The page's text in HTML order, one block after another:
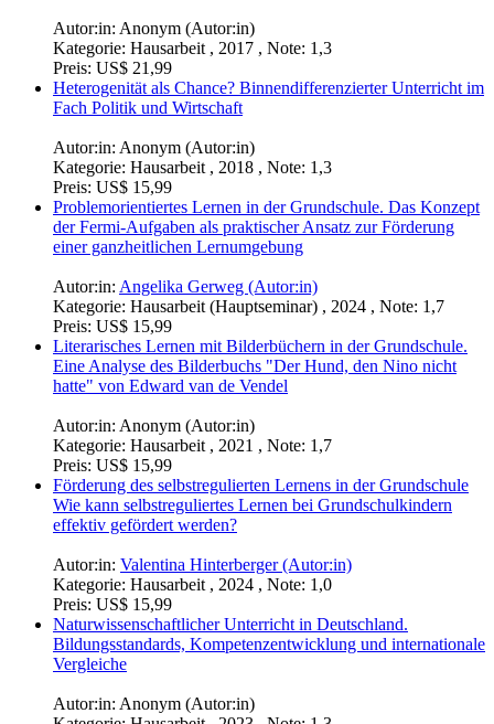
Autor:in: Anonym (Autor:in)
Kategorie: Hausarbeit , 2017 , Note: 1,3
Preis: US$ 21,99
Heterogenität als Chance? Binnendifferenzierter Unterricht im
Fach Politik und Wirtschaft
Autor:in: Anonym (Autor:in)
Kategorie: Hausarbeit , 2018 , Note: 1,3
Preis: US$ 15,99
Problemorientiertes Lernen in der Grundschule. Das Konzept
der Fermi-Aufgaben als praktischer Ansatz zur Förderung
einer ganzheitlichen Lernumgebung
Autor:in: Angelika Gerweg (Autor:in)
Kategorie: Hausarbeit (Hauptseminar) , 2024 , Note: 1,7
Preis: US$ 15,99
Literarisches Lernen mit Bilderbüchern in der Grundschule.
Eine Analyse des Bilderbuchs "Der Hund, den Nino nicht
hatte" von Edward van de Vendel
Autor:in: Anonym (Autor:in)
Kategorie: Hausarbeit , 2021 , Note: 1,7
Preis: US$ 15,99
Förderung des selbstregulierten Lernens in der Grundschule
Wie kann selbstreguliertes Lernen bei Grundschulkindern
effektiv gefördert werden?
Autor:in: Valentina Hinterberger (Autor:in)
Kategorie: Hausarbeit , 2024 , Note: 1,0
Preis: US$ 15,99
Naturwissenschaftlicher Unterricht in Deutschland.
Bildungsstandards, Kompetenzentwicklung und internationale
Vergleiche
Autor:in: Anonym (Autor:in)